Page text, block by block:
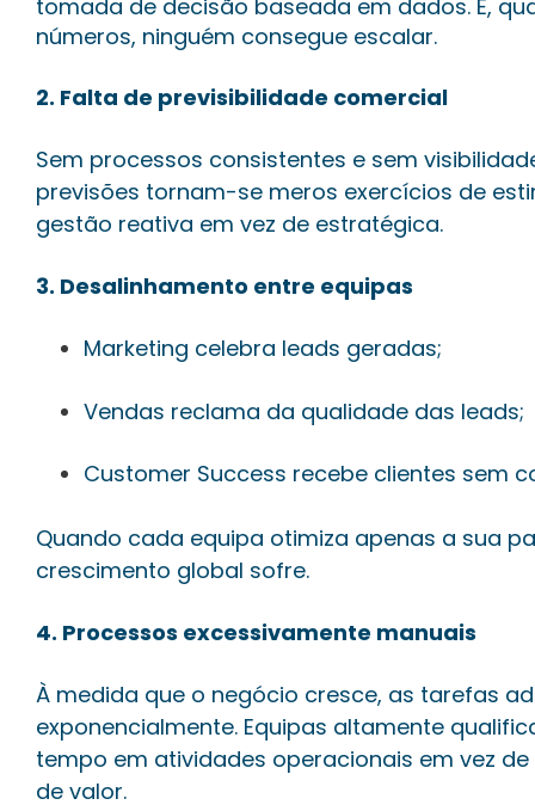
tomada de decisão baseada em dados. E,
números, ninguém consegue escalar.
2. Falta de previsibilidade comercial
Sem processos consistentes e sem
previsões tornam-se meros exercícios de
gestão reativa em vez de estratégica.
3. Desalinhamento entre equipas
Marketing celebra leads geradas;
Vendas reclama da qualidade das leads;
Customer Success recebe clientes sem
Quando cada equipa otimiza apenas a sua
crescimento global sofre.
4. Processos excessivamente manuais
À medida que o negócio cresce, as tarefas
exponencialmente. Equipas altamente
tempo em atividades operacionais em vez
de valor.